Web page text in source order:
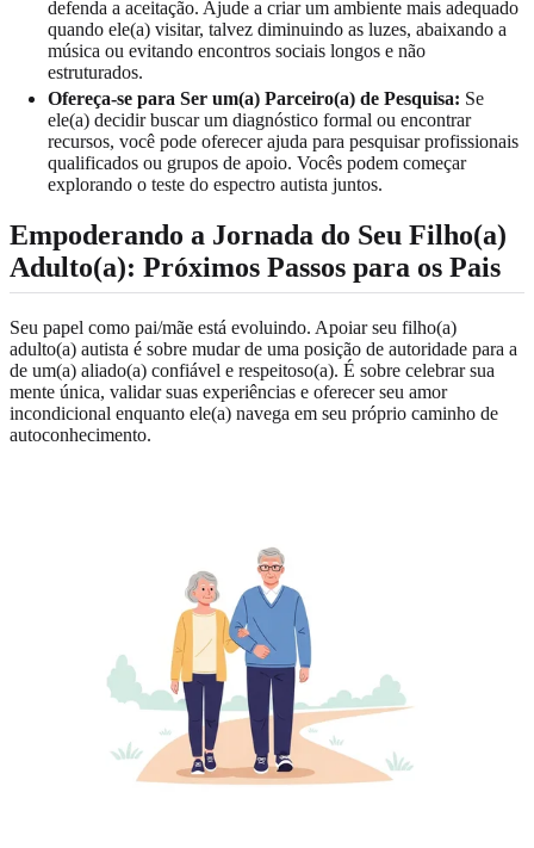
defenda a aceitação. Ajude a criar um ambiente mais adequado
quando ele(a) visitar, talvez diminuindo as luzes, abaixando a
música ou evitando encontros sociais longos e não
estruturados.
Ofereça-se para Ser um(a) Parceiro(a) de Pesquisa: Se
ele(a) decidir buscar um diagnóstico formal ou encontrar
recursos, você pode oferecer ajuda para pesquisar profissionais
qualificados ou grupos de apoio. Vocês podem começar
explorando o teste do espectro autista juntos.
Empoderando a Jornada do Seu Filho(a)
Adulto(a): Próximos Passos para os Pais
Seu papel como pai/mãe está evoluindo. Apoiar seu filho(a)
adulto(a) autista é sobre mudar de uma posição de autoridade para a
de um(a) aliado(a) confiável e respeitoso(a). É sobre celebrar sua
mente única, validar suas experiências e oferecer seu amor
incondicional enquanto ele(a) navega em seu próprio caminho de
autoconhecimento.